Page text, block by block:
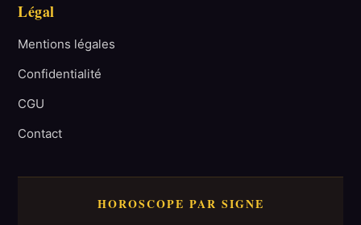
Légal
Mentions légales
Confidentialité
CGU
Contact
HOROSCOPE PAR SIGNE